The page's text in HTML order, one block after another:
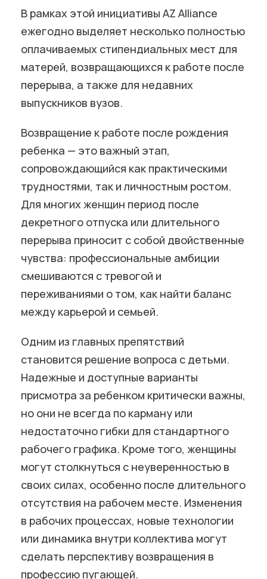
В рамках этой инициативы AZ Alliance
ежегодно выделяет несколько полностью
оплачиваемых стипендиальных мест для
матерей, возвращающихся к работе после
перерыва, а также для недавних
выпускников вузов.
Возвращение к работе после рождения
ребенка — это важный этап,
сопровождающийся как практическими
трудностями, так и личностным ростом.
Для многих женщин период после
декретного отпуска или длительного
перерыва приносит с собой двойственные
чувства: профессиональные амбиции
смешиваются с тревогой и
переживаниями о том, как найти баланс
между карьерой и семьей.
Одним из главных препятствий
становится решение вопроса с детьми.
Надежные и доступные варианты
присмотра за ребенком критически важны,
но они не всегда по карману или
недостаточно гибки для стандартного
рабочего графика. Кроме того, женщины
могут столкнуться с неуверенностью в
своих силах, особенно после длительного
отсутствия на рабочем месте. Изменения
в рабочих процессах, новые технологии
или динамика внутри коллектива могут
сделать перспективу возвращения в
профессию пугающей.